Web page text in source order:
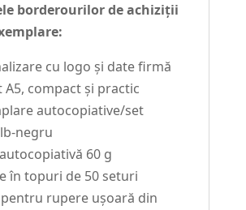
borderourilor de achiziții
cu logo și date firmă
A5, compact și practic
autocopiative/set
negru
60 g
în topuri de 50 seturi
rupere ușoară din